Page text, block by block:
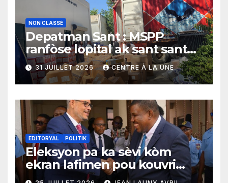
NON CLASSÉ
Depatman Sant : MSPP
ranfòse lopital ak sant sante
yo ak yon enpòtan kagezon
materyèl medikal
31 JUILLET 2026 CENTRE À LA UNE
EDITORYAL POLITIK
Eleksyon pa ka sèvi kòm
ekran lafimen pou kouvri
echèk tranzisyon an